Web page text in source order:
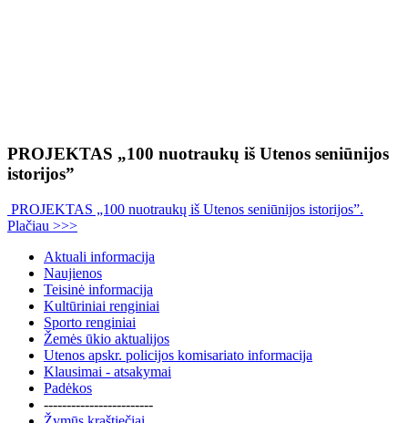
PROJEKTAS „100 nuotraukų iš Utenos seniūnijos
istorijos”
PROJEKTAS „100 nuotraukų iš Utenos seniūnijos istorijos”.
Plačiau >>>
Aktuali informacija
Naujienos
Teisinė informacija
Kultūriniai renginiai
Sporto renginiai
Žemės ūkio aktualijos
Utenos apskr. policijos komisariato informacija
Klausimai - atsakymai
Padėkos
------------------------